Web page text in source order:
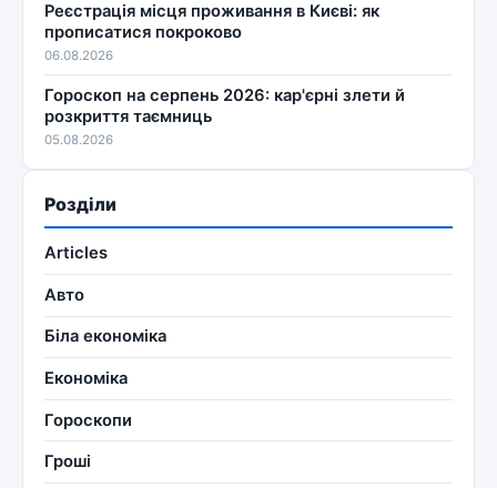
Реєстрація місця проживання в Києві: як
прописатися покроково
06.08.2026
Гороскоп на серпень 2026: кар'єрні злети й
розкриття таємниць
05.08.2026
Розділи
Articles
Авто
Біла економіка
Економіка
Гороскопи
Гроші